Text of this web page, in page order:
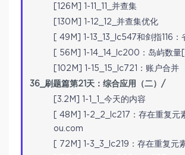
[126M] 1-11_11_并查集
[130M] 1-12_12_并查集优化
[ 49M] 1-13_13_lc547和剑指116：
[ 56M] 1-14_14_lc200：岛屿数量
[102M] 1-15_15_lc721：账户合并
36_刷题篇第21天：综合应用（二）/
[3.2M] 1-1_1_今天的内容
[ 48M] 1-2_2_lc217：存在重复元
ou.com
[ 72M] 1-3_3_lc219：存在重复元